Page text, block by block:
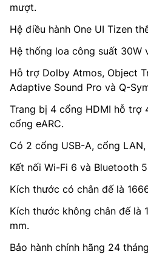
mượt.
Hệ điều hành One UI Tizen
Hệ thống loa công suất 30W
Hỗ trợ Dolby Atmos, Object
Adaptive Sound Pro và Q-
Trang bị 4 cổng HDMI hỗ trợ
cổng eARC.
Có 2 cổng USB-A, cổng
Kết nối Wi-Fi 6 và Bluetooth
Kích thước có chân đế là
Kích thước không chân đế là
mm.
Bảo hành chính hãng 24